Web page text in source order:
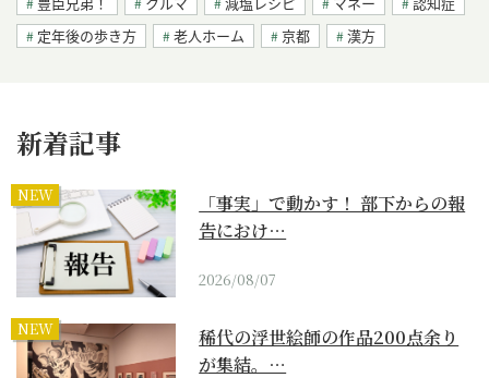
定年後の歩き方
老人ホーム 京都 漢方
新着記事
NEW
「事実」で動かす！ 部下からの報
告におけ…
2026/08/07
NEW
稀代の浮世絵師の作品200点余り
が集結。…